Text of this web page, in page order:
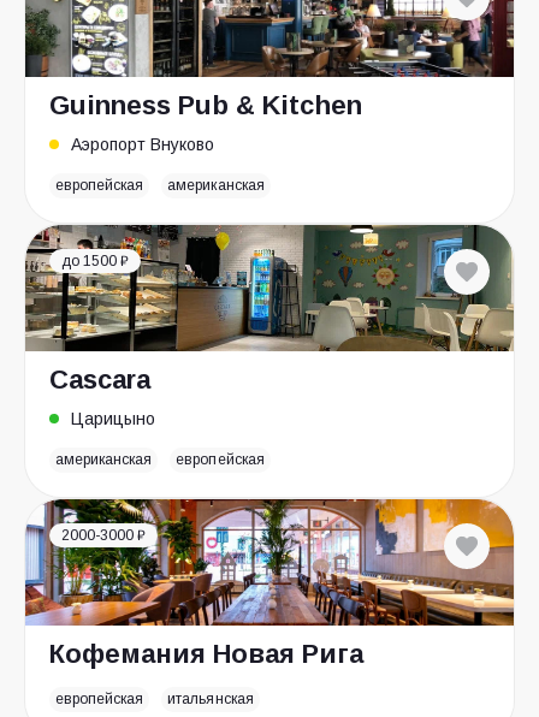
Guinness Pub & Kitchen
Аэропорт Внуково
европейская американская
до 1500 ₽
Cascara
Царицыно
американская европейская
2000-3000 ₽
Кофемания Новая Рига
европейская итальянская